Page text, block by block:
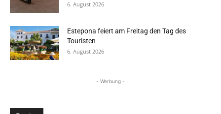
6. August 2026
Estepona feiert am Freitag den Tag des
Touristen
6. August 2026
- Werbung -